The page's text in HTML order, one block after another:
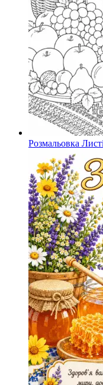
Розмальовка